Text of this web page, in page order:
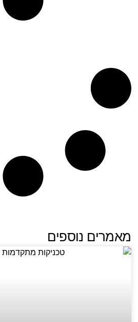
מאמרים נוספים